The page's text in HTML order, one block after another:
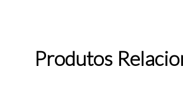
Produtos